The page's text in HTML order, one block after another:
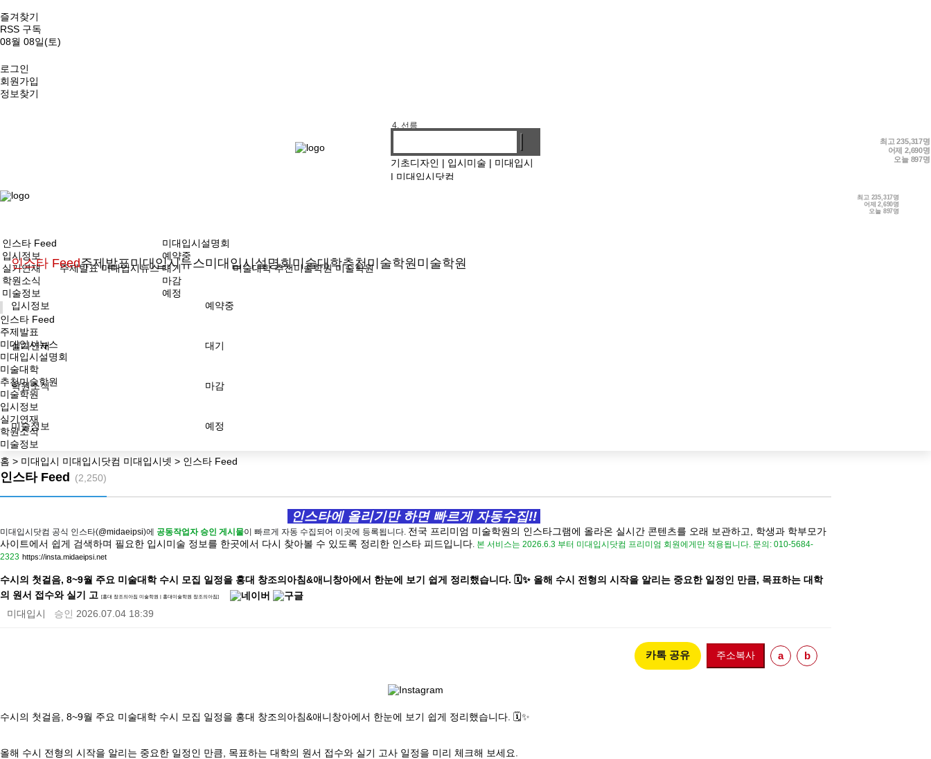
즐겨찾기
RSS 구독
08월 08일(토)
로그인
회원가입
정보찾기
최고235,317명
어제 2,690명
오늘 897명
4. 선릉
기초디자인 | 입시미술 | 미대입시
| 미대입시닷컴
최고 235,317명
어제2,690명
오늘 897명
인스타 Feed
입시정보
실기연재
학원소식
미술정보
주제발표미대입시뉴스미대입시설명회
예약중
대기
마감
예정
미술대학추천미술학원 미술학원
인스타 Feed
입시정보
실기연재
학원소식
미술정보
주제발표 미대입시뉴스
미대입시설명회
예약중
대기
마감
예정
미술대학 추천미술학원 미술학원
인스타 Feed
주제발표
미대입시뉴스
미대입시설명회
미술대학
추천미술학원
미술학원
입시정보
실기연재
학원소식
미술정보
홈 > 미대입시 미대입시닷컴 미대입시넷 > 인스타 Feed
인스타 Feed (2,250)
인스타에 올리기만 하면 빠르게 자동수집!!
미대입시닷컴 공식 인스타(@midaeipsi)에 공동작업자 승인 게시물이 빠르게 자동 수집되어 이곳에 등록됩니다. 전국 프리미엄 미술학원의 인스타그램에 올라온 실시간 콘텐츠를 오래 보관하고, 학생과 학부모가
사이트에서 쉽게 검색하며 필요한 입시미술 정보를 한곳에서 다시 찾아볼 수 있도록 정리한 인스타 피드입니다. 본 서비스는 2026.6.3 부터 미대입시닷컴 프리미엄 회원에게만 적용됩니다. 문의: 010-5684-
2323 https://insta.midaeipsi.net
수시의 첫걸음, 8~9월 주요 미술대학 수시 모집 일정을 홍대 창조의아침&애니창아에서 한눈에 보기 쉽게 정리했습니다. 🗓️✨ 올해 수시 전형의 시작을 알리는 중요한 일정인 만큼, 목표하는 대학
의 원서 접수와 실기 고
[홍대 창조의아침 미술학원 | 홍대미술학원 창조의아침]
미대입시 승인 2026.07.04 18:39
카톡 공유 주소복사 a b
수시의 첫걸음, 8~9월 주요 미술대학 수시 모집 일정을 홍대 창조의아침&애니창아에서 한눈에 보기 쉽게 정리했습니다. 🗓️✨
올해 수시 전형의 시작을 알리는 중요한 일정인 만큼, 목표하는 대학의 원서 접수와 실기 고사 일정을 미리 체크해 보세요.